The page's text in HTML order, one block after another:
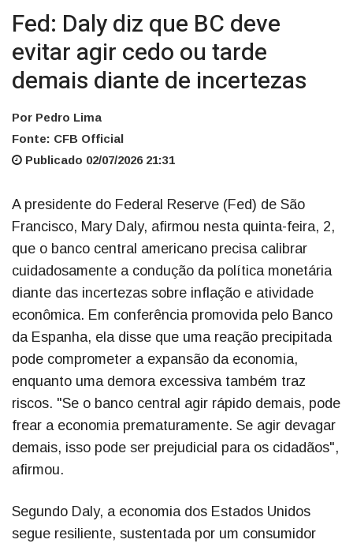
Fed: Daly diz que BC deve
evitar agir cedo ou tarde
demais diante de incertezas
Por Pedro Lima
Fonte: CFB Official
Publicado 02/07/2026 21:31
A presidente do Federal Reserve (Fed) de São
Francisco, Mary Daly, afirmou nesta quinta-feira, 2,
que o banco central americano precisa calibrar
cuidadosamente a condução da política monetária
diante das incertezas sobre inflação e atividade
econômica. Em conferência promovida pelo Banco
da Espanha, ela disse que uma reação precipitada
pode comprometer a expansão da economia,
enquanto uma demora excessiva também traz
riscos. "Se o banco central agir rápido demais, pode
frear a economia prematuramente. Se agir devagar
demais, isso pode ser prejudicial para os cidadãos",
afirmou.
Segundo Daly, a economia dos Estados Unidos
segue resiliente, sustentada por um consumidor